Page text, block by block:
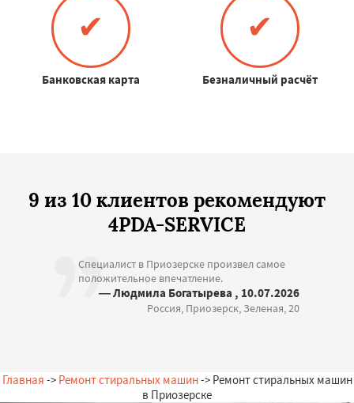
✔
Банковская карта
✔
Безналичный расчёт
9 из 10 клиентов рекомендуют
4PDA-SERVICE
Специалист в Приозерске произвел самое
положительное впечатление.
— Людмила Богатырева , 10.07.2026
Россия, Приозерск, Зеленая, 20
Главная -> Ремонт стиральных машин-> Ремонт стиральных машин
в Приозерске